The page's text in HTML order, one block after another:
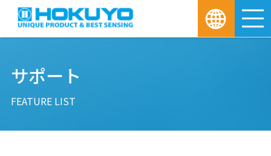
サポート
FEATURE LIST